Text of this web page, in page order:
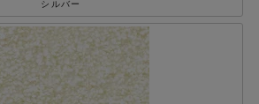
シルバー